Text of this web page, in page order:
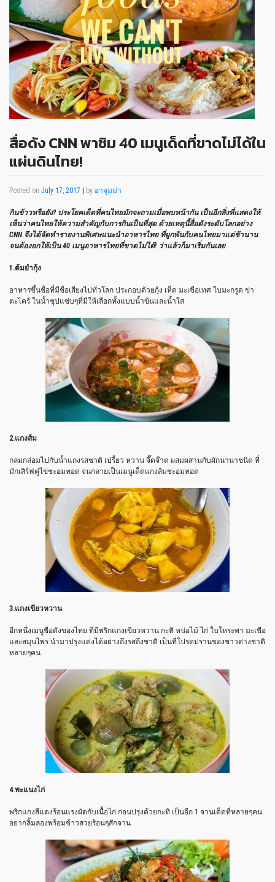
สื่อดัง CNN พาชิม 40 เมนูเด็ดที่ขาดไม่ได้ใน
แผ่นดินไทย!
Posted on July 17, 2017 | by อาจุมม่า
กินข้าวหรือยัง? ประโยคเด็ดที่คนไทยมักจะถามเมื่อพบหน้ากัน เป็นอีกสิ่งที่แสดงให้
เห็นว่าคนไทยให้ความสำคัญกับการกินเป็นที่สุด ด้วยเหตุนี้สื่อดังระดับโลกอย่าง
CNN จึงได้จัดทำรายงานพิเศษแนะนำอาหารไทย ที่ผูกพันกับคนไทยมาแต่ช้านาน
จนต้องยกให้เป็น 40 เมนูอาหารไทยที่ขาดไม่ได้! ว่าแล้วก็มาเริ่มกันเลย
1.ต้มยำกุ้ง
อาหารขึ้นชื่อที่มีชื่อเสียงไปทั่วโลก ประกอบด้วยกุ้ง เห็ด มะเขือเทศ ใบมะกรูด ข่า
ตะไคร้ ในน้ำซุปแซ่บๆที่มีให้เลือกทั้งแบบน้ำข้นและน้ำใส
2.แกงส้ม
กลมกล่อมไปกับน้ำแกงรสชาติ เปรี้ยว หวาน จี๊ดจ๊าด ผสมผสานกับผักนานาชนิด ที่
มักเสิร์ฟคู่ไข่ชะอมทอด จนกลายเป็นเมนูเด็ดแกงส้มชะอมทอด
3.แกงเขียวหวาน
อีกหนึ่งเมนูชื่อดังของไทย ที่มีพริกแกงเขียวหวาน กะทิ หน่อไม้ ไก่ ใบโหระพา มะเขือ
และสมุนไพร นำมาปรุงแต่งได้อย่างถึงรสถึงชาติ เป็นที่โปรดปรานของชาวต่างชาติ
หลายๆคน
4.พะแนงไก่
พริกแกงสีแดงร้อนแรงผัดกับเนื้อไก่ ก่อนปรุงด้วยกะทิ เป็นอีก 1 จานเด็ดที่หลายๆคน
อยากลิ้มลองพร้อมข้าวสวยร้อนๆสักจาน